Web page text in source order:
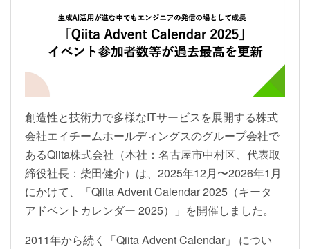
創造性と技術力で多様なITサービスを展開する株式
会社エイチームホールディングスのグループ会社で
あるQiita株式会社（本社：名古屋市中村区、代表取
締役社長：柴田健介）は、2025年12月〜2026年1月
にかけて、「Qiita Advent Calendar 2025（キータ
アドベントカレンダー 2025）」を開催しました。
2011年から続く「Qiita Advent Calendar」 につい